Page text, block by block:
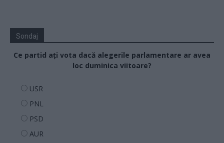
Sondaj
Ce partid ați vota dacă alegerile parlamentare ar avea
loc duminica viitoare?
USR
PNL
PSD
AUR